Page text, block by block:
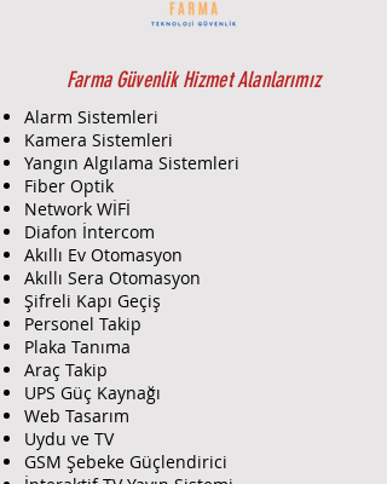
Farma Güvenlik Hizmet Alanlarımız
Alarm Sistemleri
Kamera Sistemleri
Yangın Algılama Sistemleri
Fiber Optik
Network WİFİ
Diafon İntercom
Akıllı Ev Otomasyon
Akıllı Sera Otomasyon
Şifreli Kapı Geçiş
Personel Takip
Plaka Tanıma
Araç Takip
UPS Güç Kaynağı
Web Tasarım
Uydu ve TV
GSM Şebeke Güçlendirici